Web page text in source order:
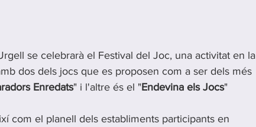
se celebrarà el Festival del Joc, una activitat en la
dos dels jocs que es proposen com a ser dels més
Enredats" i l'altre és el "Endevina els Jocs"
com el planell dels establiments participants en